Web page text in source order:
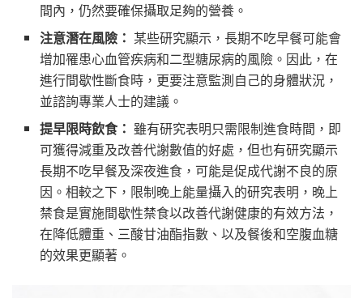
間內，仍然要確保攝取足夠的營養。
注意潛在風險： 某些研究顯示，長期不吃早餐可能會
增加罹患心血管疾病和二型糖尿病的風險。因此，在
進行間歇性斷食時，更要注意監測自己的身體狀況，
並諮詢專業人士的建議。
提早限時飲食： 雖有研究表明只需限制進食時間，即
可獲得減重及改善代謝數值的好處，但也有研究顯示
長期不吃早餐及深夜進食，可能是促成代謝不良的原
因。相較之下，限制晚上能量攝入的研究表明，晚上
禁食是實施間歇性禁食以改善代謝健康的有效方法，
在降低體重、三酸甘油酯指數、以及餐後和空腹血糖
的效果更顯著。